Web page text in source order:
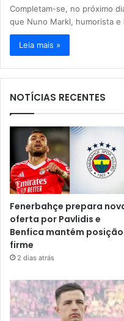
Completam-se, no próximo
que Nuno Markl, humorista
Leia mais »
NOTÍCIAS RECENTES
Fenerbahçe prepara
oferta por Pavlidis e
Benfica mantém posição
firme
2 dias atrás